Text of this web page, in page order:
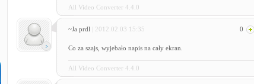
All Video Converter 4.4.0
~Ja prdl | 2012.02.03 15:35 0
Co za szajs, wyjebało napis na cały ekran.
All Video Converter 4.4.0